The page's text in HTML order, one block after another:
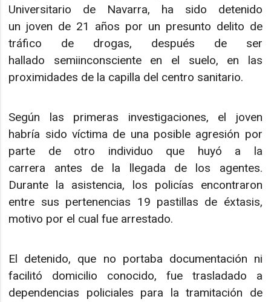
Universitario de Navarra, ha sido detenido
un joven de 21 años por un presunto delito de
tráfico de drogas, después de ser
hallado semiinconsciente en el suelo, en las
proximidades de la capilla del centro sanitario.
Según las primeras investigaciones, el joven
habría sido víctima de una posible agresión por
parte de otro individuo que huyó a la
carrera antes de la llegada de los agentes.
Durante la asistencia, los policías encontraron
entre sus pertenencias 19 pastillas de éxtasis,
motivo por el cual fue arrestado.
El detenido, que no portaba documentación ni
facilitó domicilio conocido, fue trasladado a
dependencias policiales para la tramitación de